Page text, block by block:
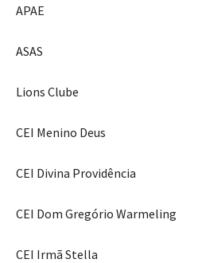
APAE
ASAS
Lions Clube
CEI Menino Deus
CEI Divina Providência
CEI Dom Gregório Warmeling
CEI Irmã Stella